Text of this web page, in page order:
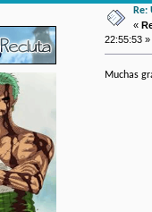
Re:
«
22:55:53 »
Muchas